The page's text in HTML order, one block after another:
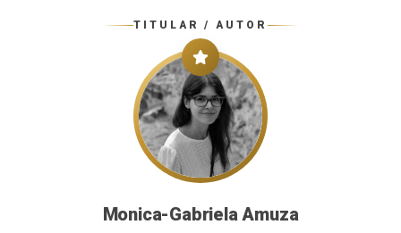
TITULAR / AUTOR
Monica-Gabriela Amuza